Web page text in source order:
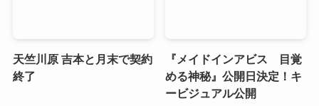
天竺川原 吉本と月末で契約
終了
『メイドインアビス 目覚
める神秘』公開日決定！キ
ービジュアル公開